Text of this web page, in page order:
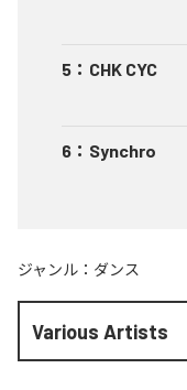
5 ： CHK CYC
6 ： Synchro
ジャンル： ダンス
Various Artists